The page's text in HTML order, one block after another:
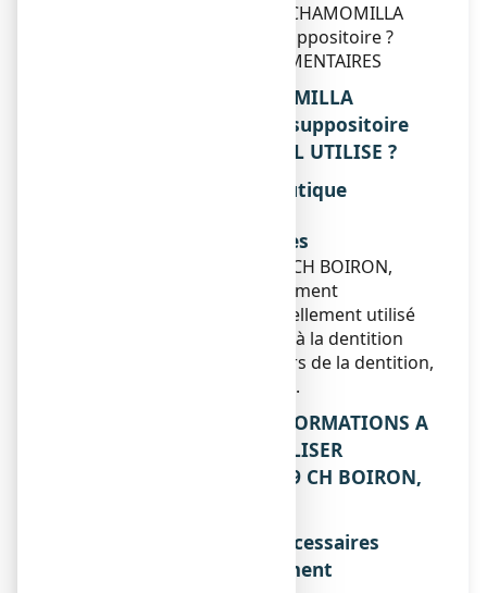
5. COMMENT CONSERVER CHAMOMILLA
VULGARIS 9 CH BOIRON, suppositoire ?
6. INFORMATIONS SUPPLEMENTAIRES
1. QU'EST-CE QUE CHAMOMILLA
VULGARIS 9 CH BOIRON, suppositoire
ET DANS QUELS CAS EST-IL UTILISE ?
Classe pharmacothérapeutique
Indications thérapeutiques
CHAMOMILLA VULGARIS 9 CH BOIRON,
suppositoire est un médicament
homéopathique traditionnellement utilisé
dans les troubles attribués à la dentition
chez le nourrisson (douleurs de la dentition,
irritabilité, joues rouges, …).
2. QUELLES SONT LES INFORMATIONS A
CONNAITRE AVANT D'UTILISER
CHAMOMILLA VULGARIS 9 CH BOIRON,
Liste des informations nécessaires
avant la prise du médicament